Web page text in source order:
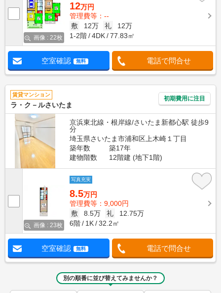
画像 : 22枚
12万円
管理費等：--
敷
12万 礼
12万
1-2階
4DK 77.83㎡
空室確認 無料 電話で問合せ
賃貸マンション
ラ・ク－ルさいたま
初期費用に注目
京浜東北線・根岸線/さいたま新都心駅 徒歩9
分
埼玉県さいたま市浦和区上木崎１丁目
築年数
築17年
建物階数
12階建 (地下1階)
画像 : 23枚
写真充実
8.5万円
管理費等：9,000円
敷
8.5万 礼
12.75万
6階
1K 32.2㎡
空室確認 無料 電話で問合せ
別の順番に並び替えてみませんか？